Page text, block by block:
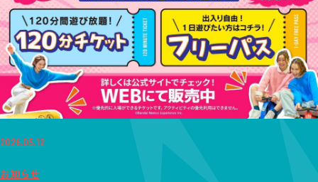
2026.05.12
お知らせ